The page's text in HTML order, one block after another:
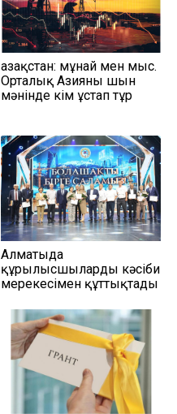
Қазақстан: мұнай мен мыс.
Орталық Азияны шын
мәнінде кім ұстап тұр
Алматыда
құрылысшыларды кәсіби
мерекесімен құттықтады